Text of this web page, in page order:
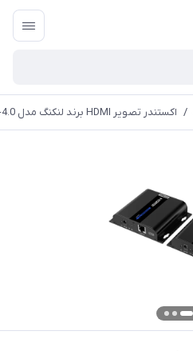
/ اکستندر تصویر HDMI برند لنکنگ مدل LENKENG LKV683-4.0